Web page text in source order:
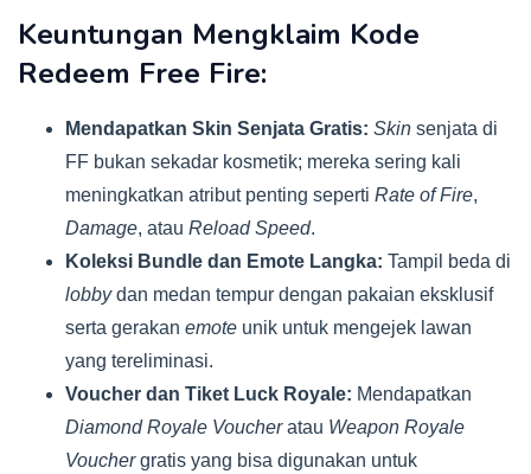
Keuntungan Mengklaim Kode
Redeem Free Fire:
Mendapatkan Skin Senjata Gratis: Skin senjata di
FF bukan sekadar kosmetik; mereka sering kali
meningkatkan atribut penting seperti Rate of Fire,
Damage, atau Reload Speed.
Koleksi Bundle dan Emote Langka: Tampil beda di
lobbydan medan tempur dengan pakaian eksklusif
serta gerakan emote unik untuk mengejek lawan
yang tereliminasi.
Voucher dan Tiket Luck Royale: Mendapatkan
Diamond Royale Voucheratau Weapon Royale
Vouchergratis yang bisa digunakan untuk